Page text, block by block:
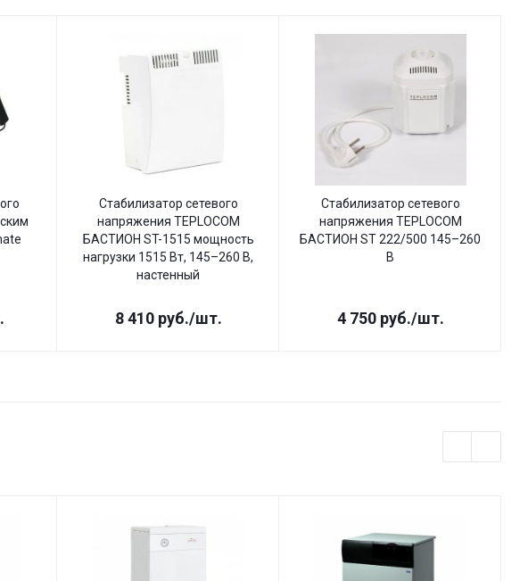
Стабилизатор сетевого
напряжения TEPLOCOM
БАСТИОН ST-1515 мощность
нагрузки 1515 Вт, 145–260 В,
настенный
8 410руб./шт.
Стабилизатор сетевого
напряжения TEPLOCOM
БАСТИОН ST 222/500 145–260
В
4 750руб./шт.